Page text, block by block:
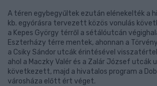
A téren egybegyűltek ezután elénekelték a
kb. egyórásra tervezett közös vonulás
a Kepes György térről a sétálóutcán
Eszterházy térre mentek, ahonnan a
a Csiky Sándor utcák érintésével
ahol a Maczky Valér és a Zalár József utcák
következett, majd a hivatalos program a
városháza előtt ért véget.